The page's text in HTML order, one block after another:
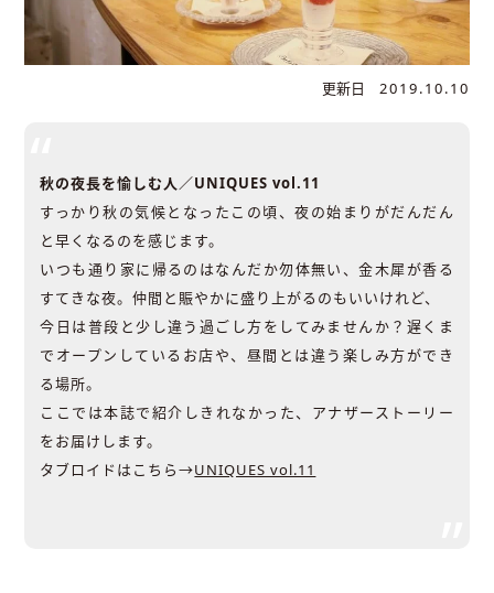
更新日 2019.10.10
秋の夜長を愉しむ人／UNIQUES vol.11
すっかり秋の気候となったこの頃、夜の始まりがだんだん
と早くなるのを感じます。
いつも通り家に帰るのはなんだか勿体無い、金木犀が香る
すてきな夜。仲間と賑やかに盛り上がるのもいいけれど、
今日は普段と少し違う過ごし方をしてみませんか？遅くま
でオープンしているお店や、昼間とは違う楽しみ方ができ
る場所。
ここでは本誌で紹介しきれなかった、アナザーストーリー
をお届けします。
タブロイドはこちら→UNIQUES vol.11